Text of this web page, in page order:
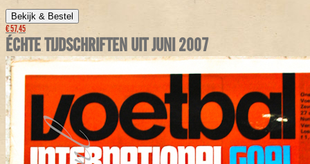
Bekijk & Bestel
€ 57,45
ÉCHTE TIJDSCHRIFTEN UIT JUNI 2007